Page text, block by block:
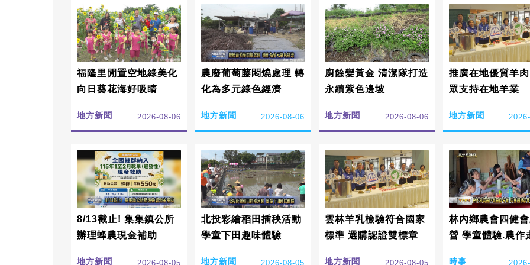
福隆里閒置空地綠美化
向日葵花海好吸睛
地方新聞 2026-08-06
農廢葡萄藤悶燒處理 轉
化為多元綠色經濟
地方新聞 2026-08-06
廚餘變黃金 清潔隊打造
永續紫色邊坡
地方新聞 2026-08-06
推廣在地優質羊
眾支持在地羊業
地方新聞
8/13截止! 集集鎮公所
辦理蜂農現金補助
地方新聞 2026-08-05
北投彩繪稻田插秧活動
學童下田趣味體驗
地方新聞 2026-08-05
雲林羊乳檢驗符合國家
標準 選購認證雙標章
地方新聞 2026-08-05
林內鄉農會四健
營 學童體驗.農作
時事